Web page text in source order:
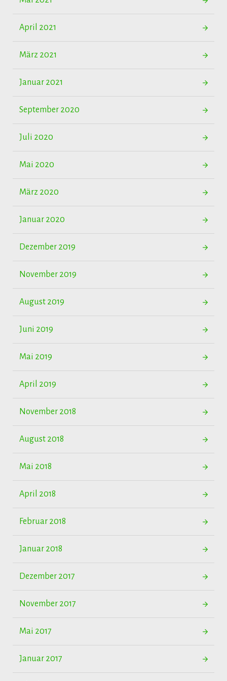
April 2021
März 2021
Januar 2021
September 2020
Juli 2020
Mai 2020
März 2020
Januar 2020
Dezember 2019
November 2019
August 2019
Juni 2019
Mai 2019
April 2019
November 2018
August 2018
Mai 2018
April 2018
Februar 2018
Januar 2018
Dezember 2017
November 2017
Mai 2017
Januar 2017